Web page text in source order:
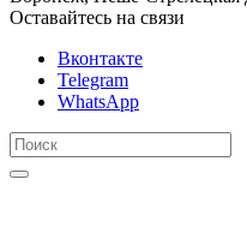
Оставайтесь на связи
Вконтакте
Telegram
WhatsApp